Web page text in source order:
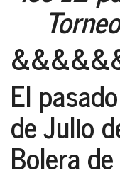
El
de Julio
Bolera